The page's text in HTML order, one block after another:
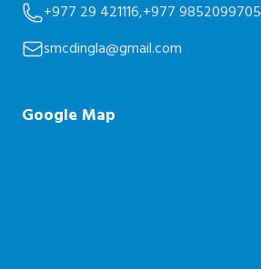
+977 29 421116,+977 9852099705
smcdingla@gmail.com
Google Map